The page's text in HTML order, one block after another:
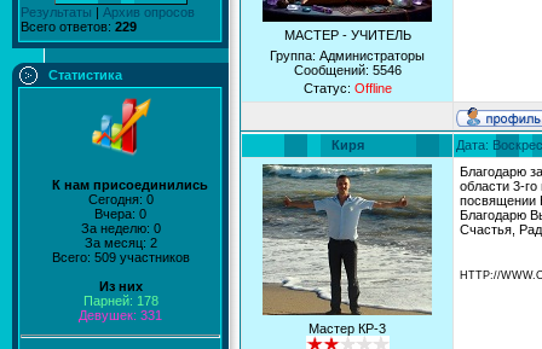
Результаты | Архив опросов
Всего ответов: 229
Статистика
К нам присоединились
Сегодня: 0
Вчера: 0
За неделю: 0
За месяц: 2
Всего: 509 участников
Из них
Парней: 178
Девушек: 331
МАСТЕР - УЧИТЕЛЬ
Группа: Администраторы
Сообщений: 5546
Статус: Offline
Киря Дата:
Мастер КР-3
Благодарю
области 3-
посвящении
Благодарю
Счастья,
HTTP://